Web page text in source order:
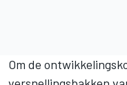
Om de